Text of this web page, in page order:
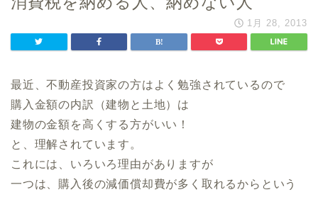
1月 28, 2013
最近、不動産投資家の方はよく勉強されているので
購入金額の内訳（建物と土地）は
建物の金額を高くする方がいい！
と、理解されています。
これには、いろいろ理由がありますが
一つは、購入後の減価償却費が多く取れるからという